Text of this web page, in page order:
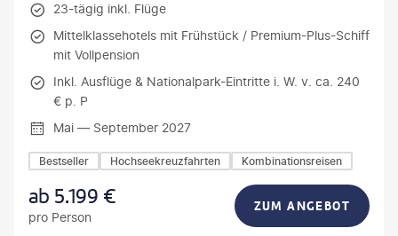
23-tägig inkl. Flüge
Mittelklassehotels mit Frühstück / Premium-Plus-Schiff
mit Vollpension
Inkl. Ausflüge & Nationalpark-Eintritte i. W. v. ca. 240
€ p. P
Mai — September 2027
Bestseller Hochseekreuzfahrten Kombinationsreisen
ab 5.199 €
pro Person
ZUM ANGEBOT